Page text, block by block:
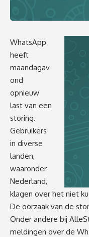
WhatsApp
heeft
maandagav
ond
opnieuw
last van een
storing.
Gebruikers
in diverse
landen,
waaronder
Nederland,
klagen over het niet
De oorzaak van de
Onder andere bij
meldingen over de